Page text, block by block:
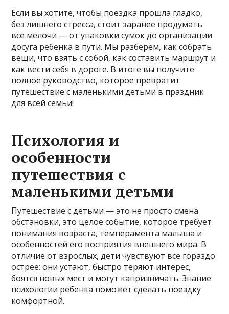
Если вы хотите, чтобы поездка прошла гладко,
без лишнего стресса, стоит заранее продумать
все мелочи — от упаковки сумок до организации
досуга ребенка в пути. Мы разберем, как собрать
вещи, что взять с собой, как составить маршрут и
как вести себя в дороге. В итоге вы получите
полное руководство, которое превратит
путешествие с маленькими детьми в праздник
для всей семьи!
Психология и
особенности
путешествия с
маленькими детьми
Путешествие с детьми — это не просто смена
обстановки, это целое событие, которое требует
понимания возраста, темперамента малыша и
особенностей его восприятия внешнего мира. В
отличие от взрослых, дети чувствуют все гораздо
острее: они устают, быстро теряют интерес,
боятся новых мест и могут капризничать. Знание
психологии ребенка поможет сделать поездку
комфортной.